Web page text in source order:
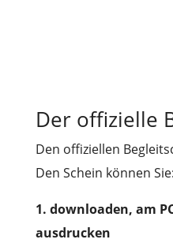
Der offizielle
Den offiziellen
Den Schein können Sie:
1. downloaden, am
ausdrucken